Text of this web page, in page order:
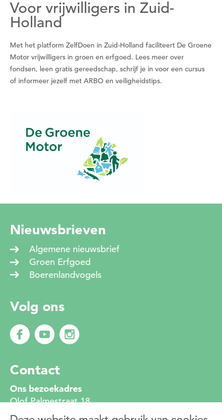
Voor vrijwilligers in Zuid-
Holland
Met het platform ZelfDoen in Zuid-Holland faciliteert De Groene
Motor vrijwilligers in groen en erfgoed. Lees meer over
fondsen, leen gratis gereedschap, schrijf je in voor een cursus
of informeer jezelf met ARBO en veiligheidstips.
Nieuwsbrieven
Algemene nieuwsbrief
Groen Erfgoed
Boerenlandvogels
Volg ons
Contact
Ons bezoekadres
Olof Palmestraat 18
2616 LR Delft
een datum kiezen
Wil je nu een datum kiezen?
Ja Nee